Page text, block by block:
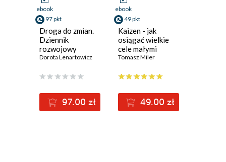
ebook
97 pkt
Droga do zmian.
Dziennik
rozwojowy
Dorota Lenartowicz
97.00 zł
ebook
49 pkt
Kaizen - jak
osiągać wielkie
cele małymi
krokami
Tomasz Miler
49.00 zł